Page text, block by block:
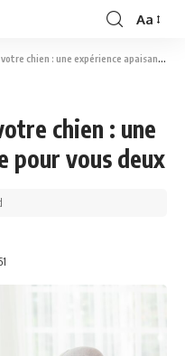
Aa
: une expérience apaisante pour vous deux
chien : une
pour vous deux